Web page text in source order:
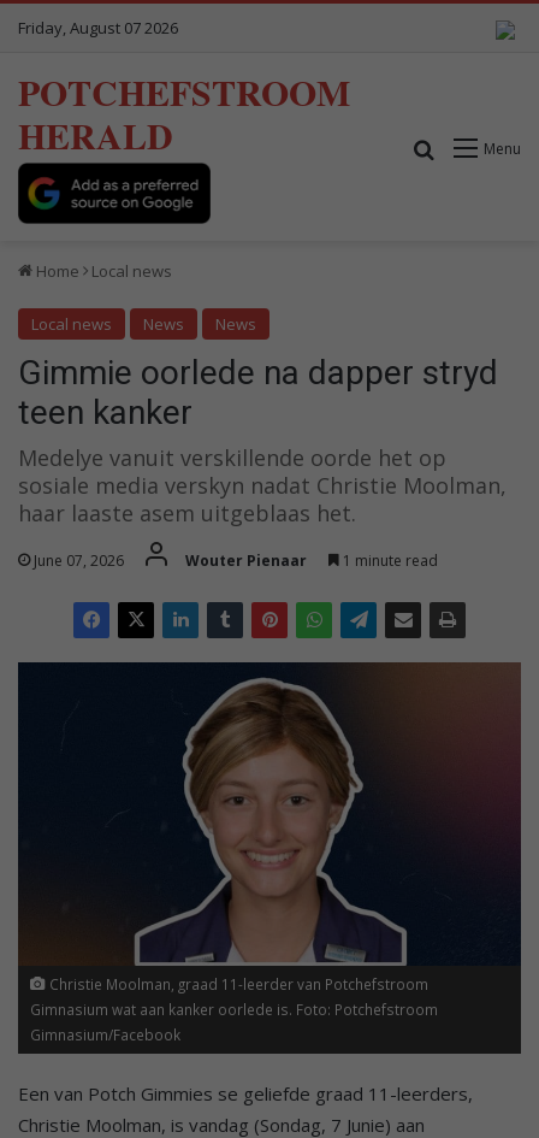
Friday, August 07 2026
POTCHEFSTROOM
HERALD
Menu
Search for
Home Local news
Local news News News
Gimmie oorlede na dapper stryd
teen kanker
Medelye vanuit verskillende oorde het op
sosiale media verskyn nadat Christie Moolman,
haar laaste asem uitgeblaas het.
June 07, 2026 Wouter Pienaar 1 minute read
Christie Moolman, graad 11-leerder van Potchefstroom
Gimnasium wat aan kanker oorlede is. Foto: Potchefstroom
Gimnasium/Facebook
Een van Potch Gimmies se geliefde graad 11-leerders,
Christie Moolman, is vandag (Sondag, 7 Junie) aan